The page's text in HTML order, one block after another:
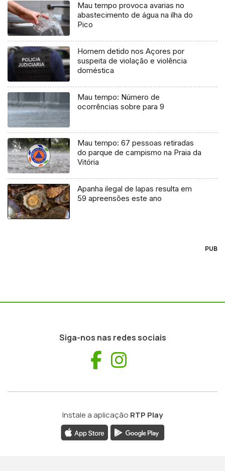
Mau tempo provoca avarias no
abastecimento de água na ilha do
Pico
Homem detido nos Açores por
suspeita de violação e violência
doméstica
Mau tempo: Número de
ocorrências sobre para 9
Mau tempo: 67 pessoas retiradas
do parque de campismo na Praia da
Vitória
Apanha ilegal de lapas resulta em
59 apreensões este ano
PUB
Siga-nos nas redes sociais
Facebook
Instale a aplicação RTP Play